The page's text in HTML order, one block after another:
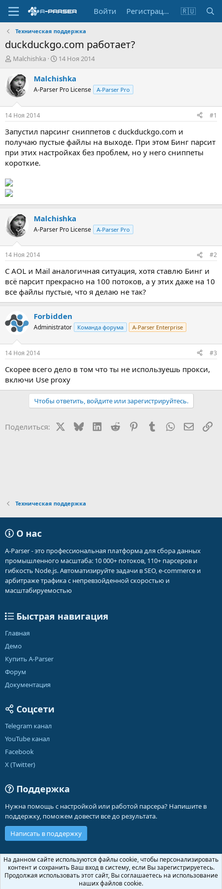
Войти Регистрация 🇷🇺
Техническая поддержка
duckduckgo.com работает?
А
т
о
р
т
е
м
ы
Malchishka
Д
т
н
а
л
14 Ноя 2014
Malchishka
A-Parser Pro License A-Parser Pro
14 Ноя 2014 #1
Запустил парсинг сниппетов c duckduckgo.com и
получаю пустые файлы на выходе. При этом Бинг парсит
при этих настройках без проблем, но у него сниппеты
короткие.
Malchishka
A-Parser Pro License A-Parser Pro
14 Ноя 2014 #2
С AOL и Mail аналогичная ситуация, хотя ставлю Бинг и
всё парсит прекрасно на 100 потоков, а у этих даже на 10
все файлы пустые, что я делаю не так?
Forbidden
Administrator Команда форума A-Parser Enterprise
14 Ноя 2014 #3
Скорее всего дело в том что ты не используешь прокси,
включи Use proxy
Чтобы ответить, войдите или зарегистрируйтесь.
Поделиться: BlueskyLinkedIn
Reddit PinterestTumblr WhatsApp
Техническая поддержка
О нас
A-Parser - это профессиональная платформа для сбора данных
промышленного масштаба: 10 000+ потоков, 110+ парсеров и
гибкость Node.js. Автоматизируйте задачи в SEO, e-commerce и
арбитраже трафика с непревзойденной скоростью и
масштабируемостью
Быстрая навигация
Главная
Демо
Купить A-Parser
Форум
Документация
Соцсети
Telegram канал
YouTube канал
Facebook
X (Twitter)
Поддержка
Нужна помощь с настройкой или работой парсера? Напишите в
поддержку, поможем довести все до результата.
Написать в поддержку
Russian (RU)
Обратная связь
Условия и правила
Политика конфиденциальности
Помощь
На данном сайте используются файлы cookie, чтобы персонализировать
контент и сохранить Ваш вход в систему, если Вы зарегистрируетесь.
Продолжая использовать этот сайт, Вы соглашаетесь на использование
наших файлов cookie.